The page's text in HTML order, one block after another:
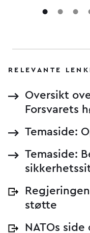
RELEVANTE
Oversikt
Forsvarets
Temaside:
Temaside:
støtte
NATOs